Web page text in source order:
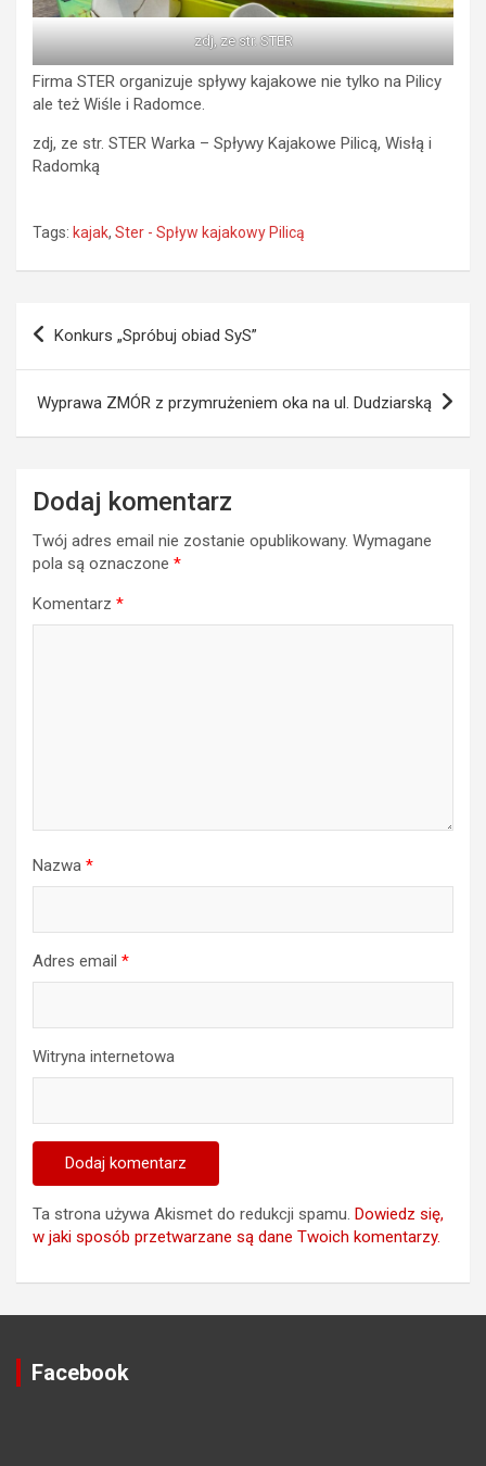
zdj, ze str. STER
Firma STER organizuje spływy kajakowe nie tylko na Pilicy
ale też Wiśle i Radomce.
zdj, ze str. STER Warka – Spływy Kajakowe Pilicą, Wisłą i
Radomką
Tags: kajak, Ster - Spływ kajakowy Pilicą
Nawigacja
Konkurs „Spróbuj obiad SyS”
Wyprawa ZMÓR z przymrużeniem oka na ul. Dudziarską
Dodaj komentarz
Twój adres email nie zostanie opublikowany. Wymagane
pola są oznaczone *
Komentarz *
Nazwa *
Adres email *
Witryna internetowa
Ta strona używa Akismet do redukcji spamu. Dowiedz się,
w jaki sposób przetwarzane są dane Twoich komentarzy.
Facebook